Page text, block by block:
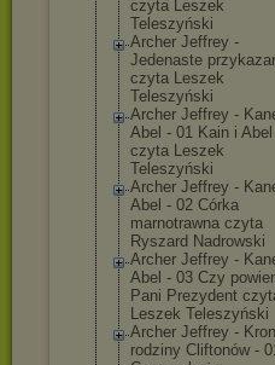
czyta Leszek
Teleszyński
Archer Jeffrey -
Jedenaste
czyta Leszek
Teleszyński
Archer Jeffrey -
Abel - 01 Kain i Abel
czyta Leszek
Teleszyński
Archer Jeffrey -
Abel - 02 Córka
marnotrawna czyta
Ryszard Nadrowski
Archer Jeffrey -
Abel - 03 Czy
Pani Prezydent
Leszek Teleszyński
Archer Jeffrey -
rodziny Cliftonów -